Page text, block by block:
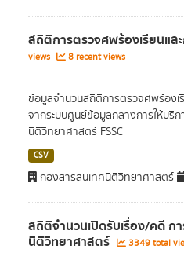
สถิติการตรวจศพร้องเรียนแล
views
8 recent views
ข้อมูลจำนวนสถิติการตรวจศพร้องเ
จากระบบศูนย์ข้อมูลกลางการให้บริ
นิติวิทยาศาสตร์ FSSC
CSV
กองสารสนเทศนิติวิทยาศาสตร์
สถิติจำนวนเปิดรับเรื่อง/คดี ก
นิติวิทยาศาสตร์ 3349 total